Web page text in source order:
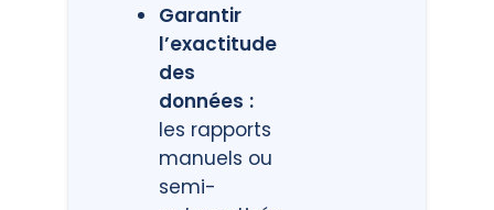
Garantir
l’exactitude
des
données :
les rapports
manuels ou
semi-